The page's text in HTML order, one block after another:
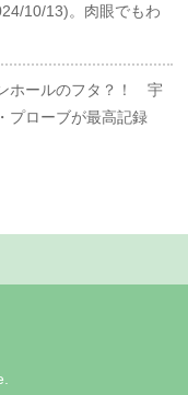
10/13)。肉眼でもわ
ホールのフタ？！ 宇
プローブが最高記録